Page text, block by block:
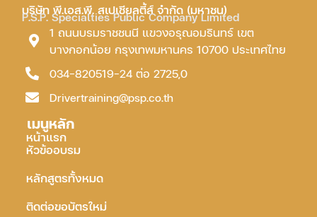
บริษัท พี.เอส.พี. สเปเชียลตี้ส์ จำกัด (มหาชน)
P.S.P. Specialties Public Company Limited
1 ถนนบรมราชชนนี แขวงอรุณอมรินทร์ เขต
บางกอกน้อย กรุงเทพมหานคร 10700 ประเทศไทย
034-820519-24 ต่อ 2725,0
Drivertraining@psp.co.th
เมนูหลัก
หน้าแรก
หัวข้ออบรม
หลักสูตรทั้งหมด
ติดต่อขอบัตรใหม่